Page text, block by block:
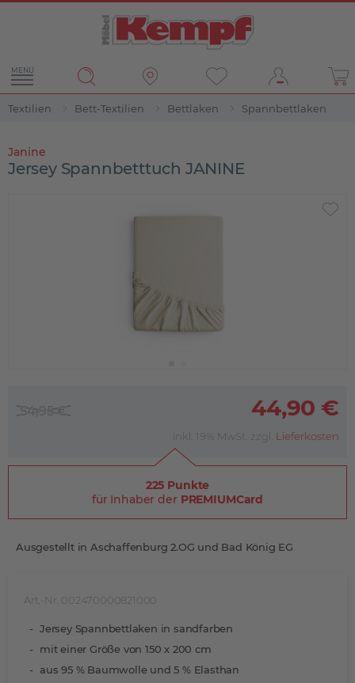
MENÜ
Textilien Bett-Textilien Bettlaken Spannbettlaken
Janine
Jersey Spannbetttuch JANINE
Art.-Nr. 002470000821000
Jersey Spannbettlaken in sandfarben
mit einer Größe von 150 x 200 cm
aus 95 % Baumwolle und 5 % Elasthan
44,90 €
inkl. 19% MwSt. zzgl. Lieferkosten
225 Punkte
für Inhaber der PREMIUMCard
Ausgestellt in Aschaffenburg 2.OG und Bad König EG